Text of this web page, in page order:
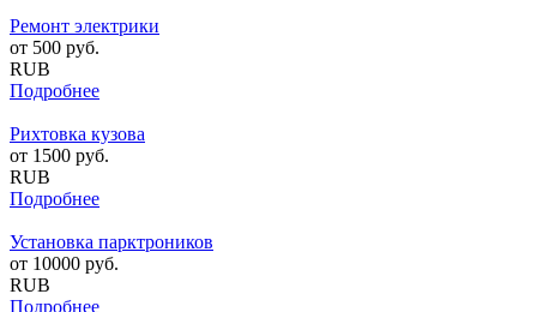
Ремонт электрики
от 500 руб.
RUB
Подробнее
Рихтовка кузова
от 1500 руб.
RUB
Подробнее
Установка парктроников
от 10000 руб.
RUB
Подробнее